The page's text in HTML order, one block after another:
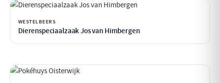
WESTELBEERS
Dierenspeciaalzaak Jos van Himbergen